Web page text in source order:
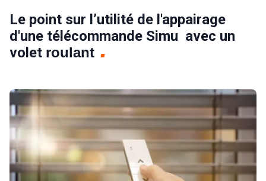
Le point sur l’utilité de l'appairage
d'une télécommande Simu avec un
volet roulant